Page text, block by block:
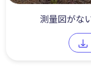
測量図がな